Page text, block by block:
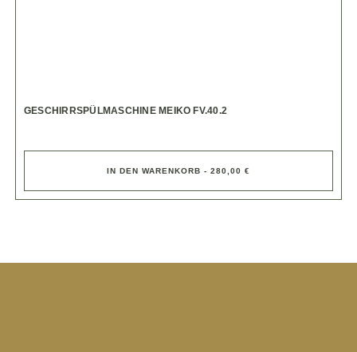
GESCHIRRSPÜLMASCHINE MEIKO FV.40.2
IN DEN WARENKORB - 280,00 €